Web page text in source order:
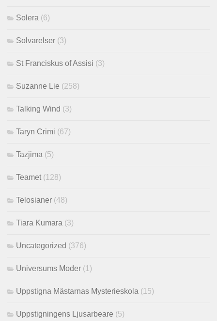
Solera (6)
Solvarelser (3)
St Franciskus of Assisi (3)
Suzanne Lie (258)
Talking Wind (3)
Taryn Crimi (67)
Tazjima (5)
Teamet (128)
Telosianer (48)
Tiara Kumara (3)
Uncategorized (376)
Universums Moder (1)
Uppstigna Mästarnas Mysterieskola (15)
Uppstigningens Ljusarbeare (5)